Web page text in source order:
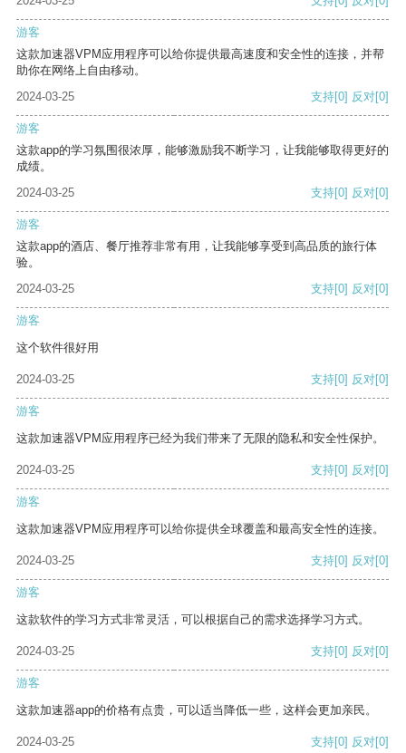
游客
这款加速器VPM应用程序可以给你提供最高速度和安全性的连接，并帮
助你在网络上自由移动。
2024-03-25
支持[0] 反对[0]
游客
这款app的学习氛围很浓厚，能够激励我不断学习，让我能够取得更好的
成绩。
2024-03-25
支持[0] 反对[0]
游客
这款app的酒店、餐厅推荐非常有用，让我能够享受到高品质的旅行体
验。
2024-03-25
支持[0] 反对[0]
游客
这个软件很好用
2024-03-25 支持[0] 反对[0]
游客
这款加速器VPM应用程序已经为我们带来了无限的隐私和安全性保护。
2024-03-25 支持[0] 反对[0]
游客
这款加速器VPM应用程序可以给你提供全球覆盖和最高安全性的连接。
2024-03-25 支持[0] 反对[0]
游客
这款软件的学习方式非常灵活，可以根据自己的需求选择学习方式。
2024-03-25 支持[0] 反对[0]
游客
这款加速器app的价格有点贵，可以适当降低一些，这样会更加亲民。
2024-03-25 支持[0] 反对[0]